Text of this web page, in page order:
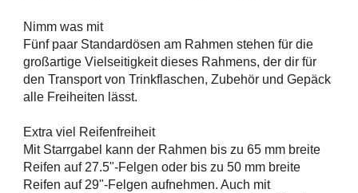
Nimm was mit
Fünf paar Standardösen am Rahmen stehen für die
großartige Vielseitigkeit dieses Rahmens, der dir für
den Transport von Trinkflaschen, Zubehör und Gepäck
alle Freiheiten lässt.
Extra viel Reifenfreiheit
Mit Starrgabel kann der Rahmen bis zu 65 mm breite
Reifen auf 27.5"-Felgen oder bis zu 50 mm breite
Reifen auf 29"-Felgen aufnehmen. Auch mit